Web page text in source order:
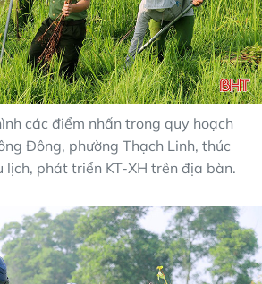
các điểm nhấn trong quy hoạch
Đông, phường Thạch Linh, thúc
phát triển KT-XH trên địa bàn.